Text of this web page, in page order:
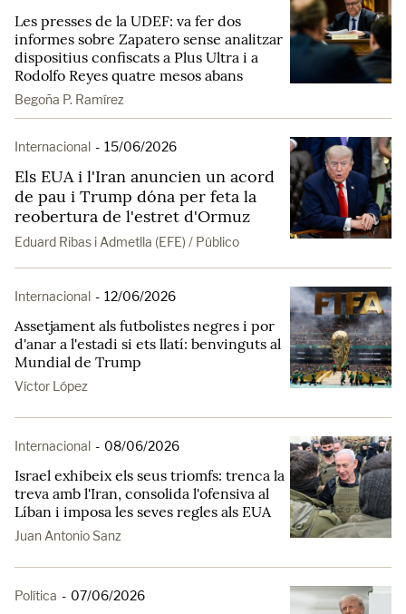
Les presses de la UDEF: va fer dos
informes sobre Zapatero sense analitzar
dispositius confiscats a Plus Ultra i a
Rodolfo Reyes quatre mesos abans
Begoña P. Ramírez
Internacional - 15/06/2026
Els EUA i l'Iran anuncien un acord
de pau i Trump dóna per feta la
reobertura de l'estret d'Ormuz
Eduard Ribas i Admetlla (EFE) / Público
Internacional - 12/06/2026
Assetjament als futbolistes negres i por
d'anar a l'estadi si ets llatí: benvinguts al
Mundial de Trump
Víctor López
Internacional - 08/06/2026
Israel exhibeix els seus triomfs: trenca la
treva amb l'Iran, consolida l'ofensiva al
Líban i imposa les seves regles als EUA
Juan Antonio Sanz
Política - 07/06/2026